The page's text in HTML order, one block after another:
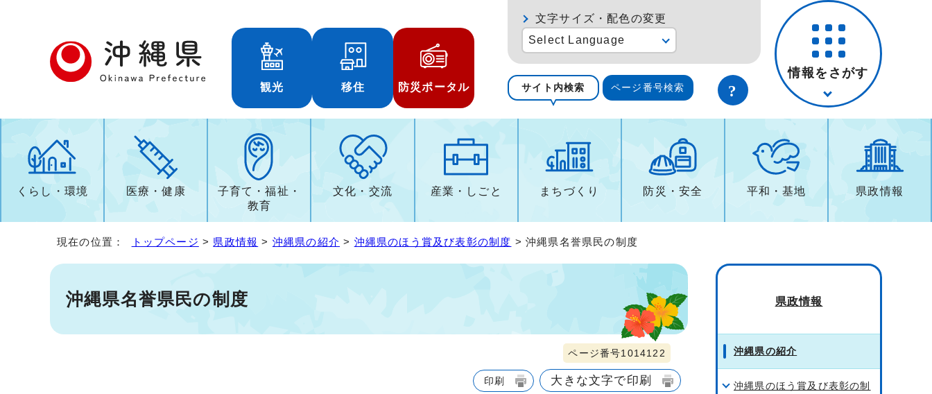
観光 移住 防災ポータル
文字サイズ・配色の変更
Select Language
サイト内検索 ページ番号検索
情報をさがす
くらし・環境 医療・健康
子育て・福祉・
教育
文化・交流 産業・しごと まちづくり 防災・安全 平和・基地 県政情報
現在の位置： トップページ > 県政情報 > 沖縄県の紹介 > 沖縄県のほう賞及び表彰の制度 > 沖縄県名誉県民の制度
沖縄県名誉県民の制度
ページ番号1014122
印刷 大きな文字で印刷
県政情報
沖縄県の紹介
沖縄県のほう賞及び表彰の制